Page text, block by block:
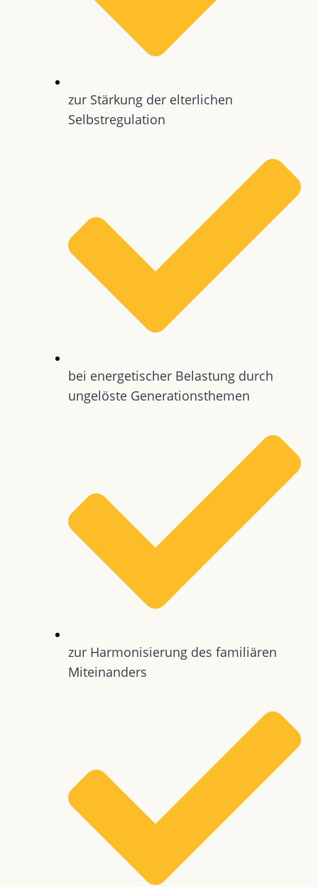
zur Stärkung der elterlichen
Selbstregulation
bei energetischer Belastung durch
ungelöste Generationsthemen
zur Harmonisierung des familiären
Miteinanders